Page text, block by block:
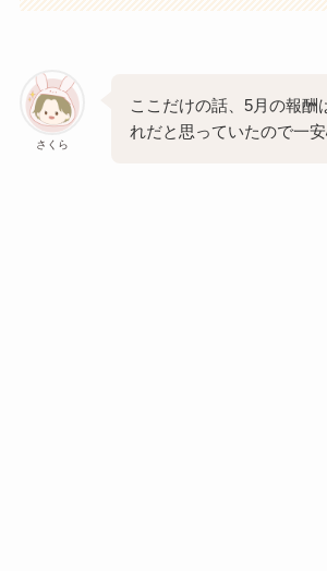
さくら
ここだけの話、5月の報酬
れだと思っていたので一安